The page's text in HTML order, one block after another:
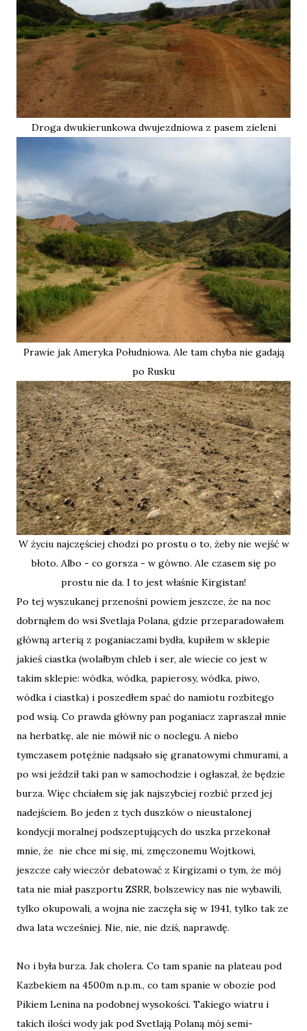
Droga dwukierunkowa dwujezdniowa z pasem zieleni
Prawie jak Ameryka Południowa. Ale tam chyba nie gadają
po Rusku
W życiu najczęściej chodzi po prostu o to, żeby nie wejść w
błoto. Albo - co gorsza - w gówno. Ale czasem się po
prostu nie da. I to jest właśnie Kirgistan!
Po tej wyszukanej przenośni powiem jeszcze, że na noc
dobrnąłem do wsi Svetlaja Polana, gdzie przeparadowałem
główną arterią z poganiaczami bydła, kupiłem w sklepie
jakieś ciastka (wolałbym chleb i ser, ale wiecie co jest w
takim sklepie: wódka, wódka, papierosy, wódka, piwo,
wódka i ciastka) i poszedłem spać do namiotu rozbitego
pod wsią. Co prawda główny pan poganiacz zapraszał mnie
na herbatkę, ale nie mówił nic o noclegu. A niebo
tymczasem potężnie nadąsało się granatowymi chmurami, a
po wsi jeździł taki pan w samochodzie i ogłaszał, że będzie
burza. Więc chciałem się jak najszybciej rozbić przed jej
nadejściem. Bo jeden z tych duszków o nieustalonej
kondycji moralnej podszeptujących do uszka przekonał
mnie, że nie chce mi się, mi, zmęczonemu Wojtkowi,
jeszcze cały wieczór debatować z Kirgizami o tym, że mój
tata nie miał paszportu ZSRR, bolszewicy nas nie wybawili,
tylko okupowali, a wojna nie zaczęła się w 1941, tylko tak ze
dwa lata wcześniej. Nie, nie, nie dziś, naprawdę.
No i była burza. Jak cholera. Co tam spanie na plateau pod
Kazbekiem na 4500m n.p.m., co tam spanie w obozie pod
Pikiem Lenina na podobnej wysokości. Takiego wiatru i
takich ilości wody jak pod Svetlają Polaną mój semi-